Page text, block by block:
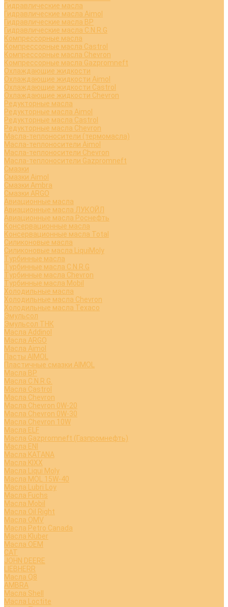
Гидравлические масла
Гидравлические масла Aimol
Гидравлические масла BP
Гидравлические масла C.N.R.G
Компрессорные масла
Компрессорные масла Castrol
Компрессорные масла Chevron
Компрессорные масла Gazpromneft
Охлаждающие жидкости
Охлаждающие жидкости Aimol
Охлаждающие жидкости Castrol
Охлаждающие жидкости Chevron
Редукторные масла
Редукторные масла Aimol
Редукторные масла Castrol
Редукторные масла Chevron
Масла-теплоносители (термомасла)
Масла-теплоносители Aimol
Масла-теплоносители Chevron
Масла-теплоносители Gazpromneft
Смазки
Смазки Aimol
Смазки Ambra
Смазки ARGO
Авиационные масла
Авиационные масла ЛУКОЙЛ
Авиационные масла Роснефть
Консервационные масла
Консервационные масла Total
Силиконовые масла
Силиконовые масла LiquiMoly
Турбинные масла
Турбинные масла C.N.R.G
Турбинные масла Chevron
Турбинные масла Mobil
Холодильные масла
Холодильные масла Chevron
Холодильные масла Texaco
Эмульсол
Эмульсол ТНК
Масла Addinol
Масла ARGO
Масла Aimol
Пасты AIMOL
Пластичные смазки AIMOL
Масла BP
Масла C.N.R.G.
Масла Castrol
Масла Chevron
Масла Chevron 0W-20
Масла Chevron 0W-30
Масла Chevron 10W
Масла ELF
Масла Gazpromneft (Газпромнефть)
Масла ENI
Масла KATANA
Масла KIXX
Масла Liqui Moly
Масла MOL 15W-40
Масла Lubri Loy
Масла Fuchs
Масла Mobil
Масла Oil Right
Масла OMV
Масла Petro Canada
Масла Kluber
Масла OEM
CAT
JOHN DEERE
LIEBHERR
Масла Q8
AMBRA
Масла Shell
Масла Loctite